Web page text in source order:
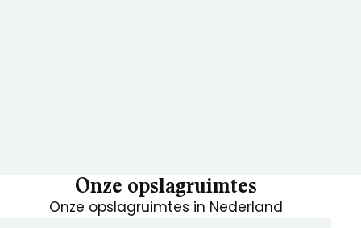
Onze opslagruimtes
Onze opslagruimtes in Nederland